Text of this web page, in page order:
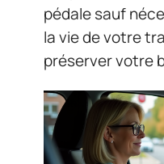
pédale sauf
la vie de votre
préserver votre